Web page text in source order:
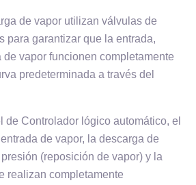
de vapor utilizan válvulas de
para garantizar que la entrada,
vapor funcionen completamente
predeterminada a través del
de Controlador lógico automático, el
de vapor, la descarga de
(reposición de vapor) y la
realizan completamente